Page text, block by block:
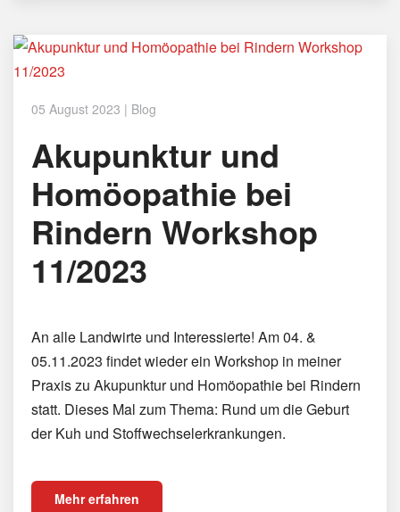
05 August 2023 | Blog
Akupunktur und
Homöopathie bei
Rindern Workshop
11/2023
An alle Landwirte und Interessierte! Am 04. &
05.11.2023 findet wieder ein Workshop in meiner
Praxis zu Akupunktur und Homöopathie bei Rindern
statt. Dieses Mal zum Thema: Rund um die Geburt
der Kuh und Stoffwechselerkrankungen.
Mehr erfahren